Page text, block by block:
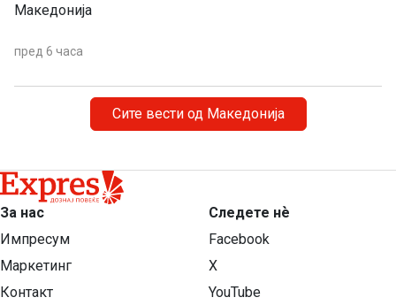
Македонија
пред 6 часа
Сите вести од Македонија
За нас
Импресум
Маркетинг
Контакт
Следете нѐ
Facebook
X
YouTube